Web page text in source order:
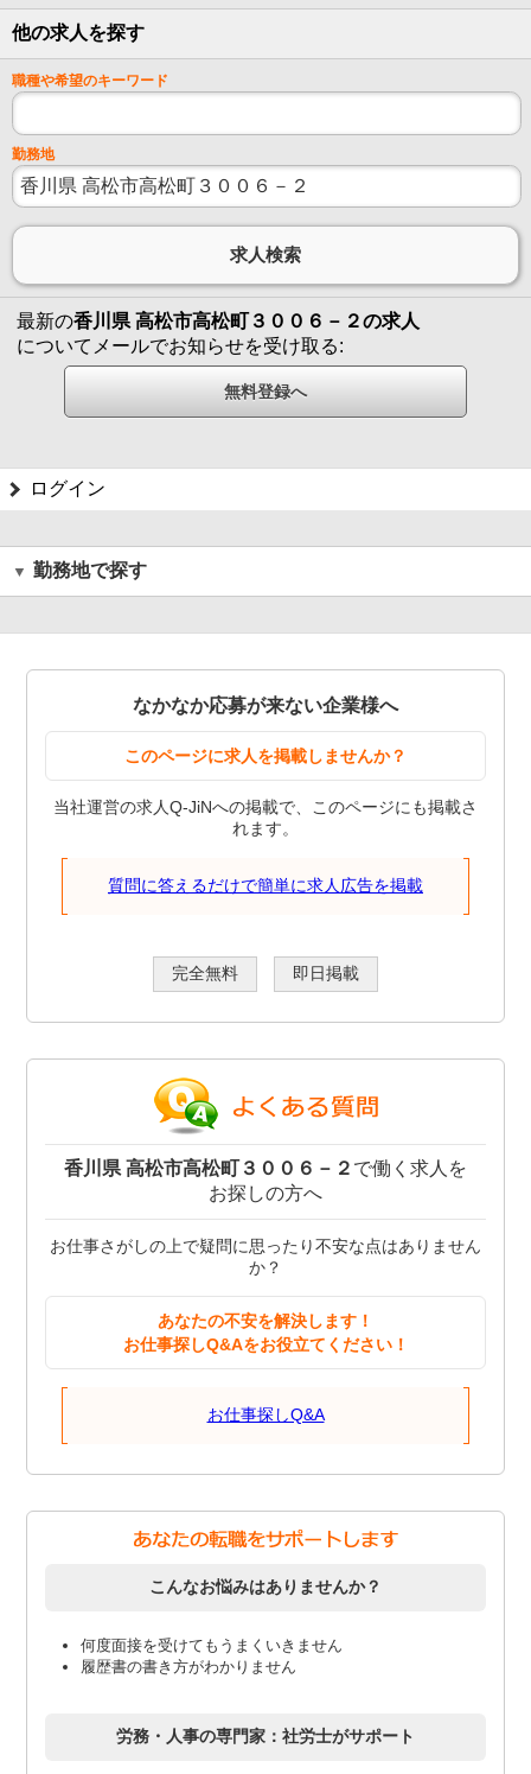
他の求人を探す
職種や希望のキーワード
勤務地
最新の香川県 高松市高松町３００６－２の求人
についてメールでお知らせを受け取る:
ログイン
勤務地で探す
なかなか応募が来ない企業様へ
このページに求人を掲載しませんか？
当社運営の求人Q-JiNへの掲載で、このページにも掲載さ
れます。
質問に答えるだけで簡単に求人広告を掲載
完全無料 即日掲載
香川県 高松市高松町３００６－２ で働く求人を
お探しの方へ
お仕事さがしの上で疑問に思ったり不安な点はありません
か？
あなたの不安を解決します！
お仕事探しQ&Aをお役立てください！
お仕事探しQ&A
こんなお悩みはありませんか？
何度面接を受けてもうまくいきません
履歴書の書き方がわかりません
労務・人事の専門家：社労士がサポート